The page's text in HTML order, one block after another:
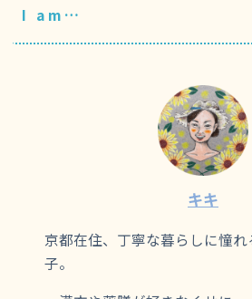
I am…
キキ
京都在住、丁寧な暮らしに憧
子。